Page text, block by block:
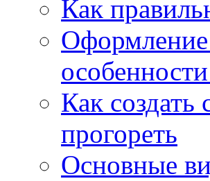
Как
Как
прогореть
Основные